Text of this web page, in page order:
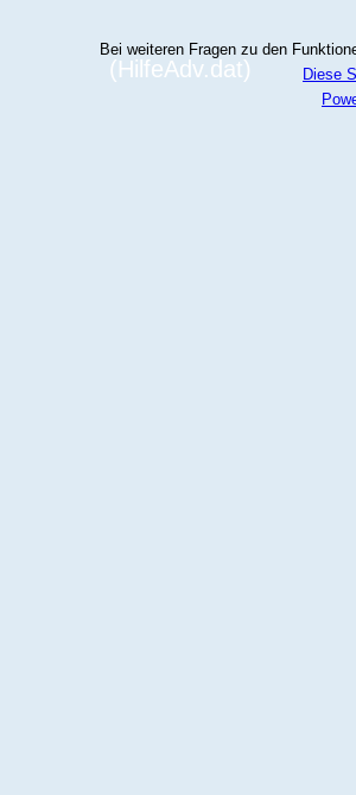
(HilfeAdv.dat)
Bei weiteren Fragen zu den
Diese